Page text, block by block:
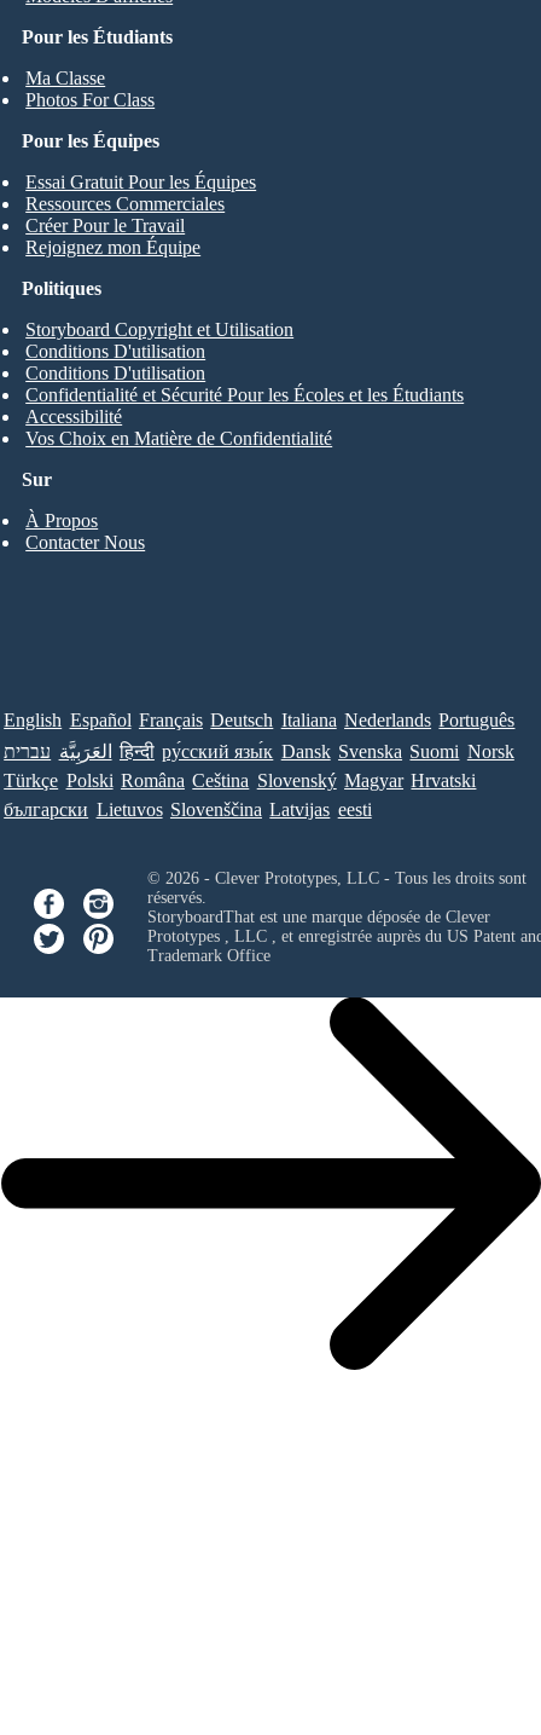
Pour les Étudiants
Ma Classe
Photos For Class
Pour les Équipes
Essai Gratuit Pour les Équipes
Ressources Commerciales
Créer Pour le Travail
Rejoignez mon Équipe
Sur
À Propos
Contacter Nous
Politiques
Storyboard Copyright et Utilisation
Conditions D'utilisation
Conditions D'utilisation
Confidentialité et Sécurité Pour les Écoles et les Étudiants
Accessibilité
Vos Choix en Matière de Confidentialité
English Español Français Deutsch Italiana Nederlands Português
עברית العَرَبِيَّة हिन्दी ру́сский язы́к Dansk Svenska Suomi Norsk
Türkçe Polski Româna Ceština Slovenský Magyar Hrvatski
български Lietuvos Slovenščina Latvijas eesti
© 2026 - Clever Prototypes, LLC - Tous les droits sont
réservés.
StoryboardThat est une marque déposée de Clever
Prototypes , LLC, et enregistrée auprès du US Patent
Trademark Office